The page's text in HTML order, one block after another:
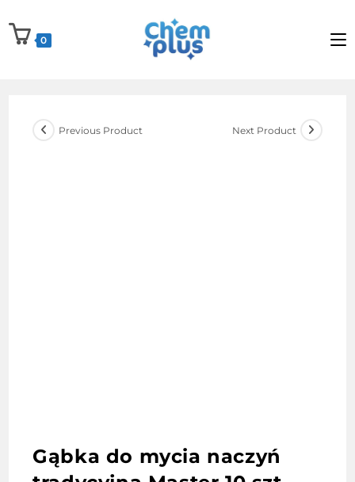
to
content
0
Previous Product Next Product
Gąbka do mycia naczyń